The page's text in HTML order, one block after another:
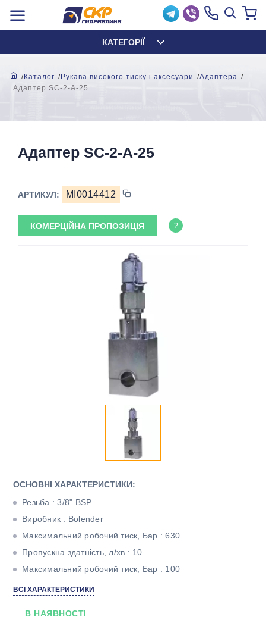
КАТЕГОРІЇ
Каталог Рукава високого тиску і аксесуари
Адаптера
Адаптер SC-2-A-25
Адаптер SC-2-A-25
АРТИКУЛ: MI0014412
КОМЕРЦІЙНА ПРОПОЗИЦІЯ ?
ОСНОВНІ ХАРАКТЕРИСТИКИ:
Резьба : 3/8" BSP
Виробник : Bolender
Максимальний робочий тиск, Бар : 630
Пропускна здатність, л/хв : 10
Максимальний робочий тиск, Бар : 100
ВСІ ХАРАКТЕРИСТИКИ
В НАЯВНОСТІ